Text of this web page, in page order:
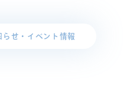
らせ・イベント情報